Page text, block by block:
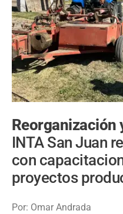
Reorganización
INTA San Juan
con
proyectos
Por: Omar Andrada